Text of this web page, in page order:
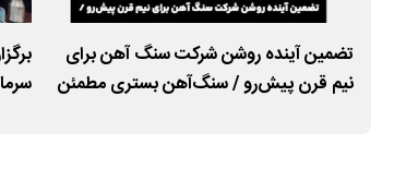
تضمین آینده روشن شرکت سنگ آهن برای
نیم قرن پیش‌رو / سنگ‌آهن بستری مطمئن